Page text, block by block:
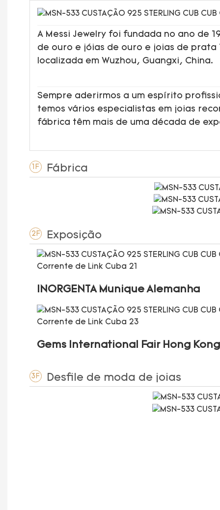
A Messi Jewelry foi fundada no ano de
de ouro e jóias de ouro e joias de prata
localizada em Wuzhou, Guangxi, China.
Sempre aderirmos a um espírito
temos vários especialistas em joias
fábrica têm mais de uma década de
1F Fábrica
2F Exposição
INORGENTA Munique Alemanha
Gems International Fair Hong Kong
3F Desfile de moda de joias